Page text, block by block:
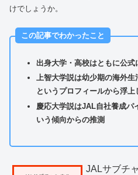
けでしょうか。
この記事でわかったこと
出身大学・高校はともに公
上智大学説は幼少期の海外
というプロフィールから浮上
慶応大学説はJAL自社養成パ
いう傾向からの推測
JALサブチ